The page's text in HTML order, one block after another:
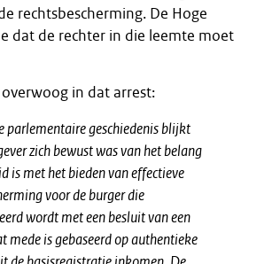
rechtsbescherming. De Hoge
dat de rechter in die leemte moet
overwoog in dat arrest:
parlementaire geschiedenis blijkt
zich bewust was van het belang
is met het bieden van effectieve
voor de burger die
wordt met een besluit van een
mede is gebaseerd op authentieke